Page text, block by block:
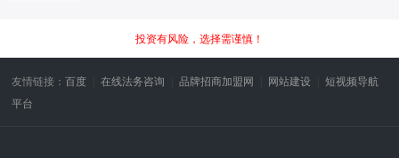
投资有风险，选择需谨慎！
友情链接：百度 在线法务咨询 品牌招商加盟网 网站建设
短视频导航
平台